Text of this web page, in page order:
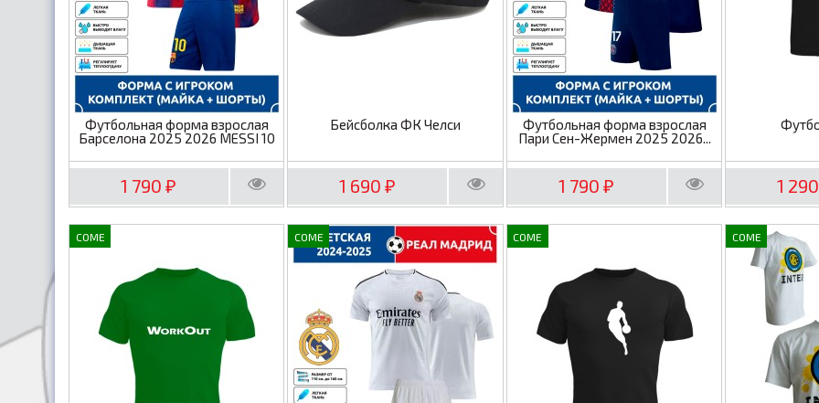
Футбольная форма взрослая
Барселона 2025 2026 MESSI 10
1 790₽
Бейсболка ФК Челси
1 690₽
Футбольная форма взрослая
Пари Сен-Жермен 2025 2026...
1 790₽ 1
COME COME COME COME